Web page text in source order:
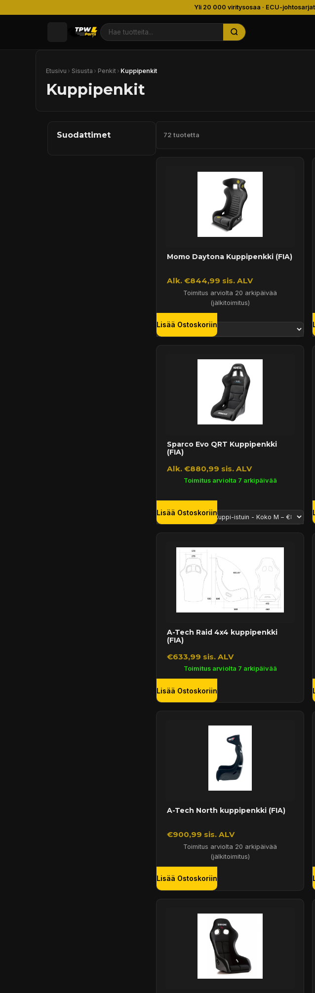
Yli 20 000 viritysosaa · ECU-
Etusivu › Sisusta › Penkit › Kuppipenkit
Kuppipenkit
Suodattimet 72 tuotetta
Momo Daytona Kuppipenkki (FIA)
Alk. €844,99 sis. ALV
Toimitus arviolta 20 arkipäivää
(jälkitoimitus)
Lisää Ostoskoriin
Sparco Evo QRT Kuppipenkki
(FIA)
Alk. €880,99 sis. ALV
Toimitus arviolta 7 arkipäivää
Lisää Ostoskoriin
A-Tech Raid 4x4 kuppipenkki
(FIA)
€633,99 sis. ALV
Toimitus arviolta 7 arkipäivää
Lisää Ostoskoriin
A-Tech North kuppipenkki (FIA)
€900,99 sis. ALV
Toimitus arviolta 20 arkipäivää
(jälkitoimitus)
Lisää Ostoskoriin